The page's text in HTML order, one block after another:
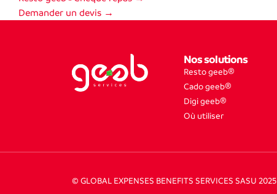
Demander un devis →
Nos solutions
Resto geeb®
Cado geeb®
Digi geeb®
Où utiliser
© GLOBAL EXPENSES BENEFITS SERVICES SASU 2025